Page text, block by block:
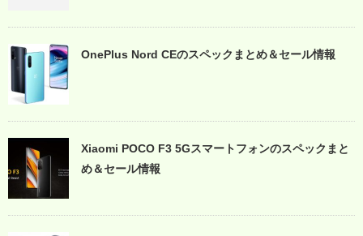
OnePlus Nord CEのスペックまとめ＆セール情報
Xiaomi POCO F3 5Gスマートフォンのスペックまと
め＆セール情報